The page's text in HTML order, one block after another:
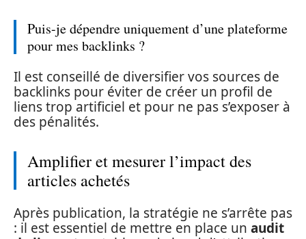
Puis-je dépendre uniquement d’une plateforme
pour mes backlinks ?
Il est conseillé de diversifier vos sources de
backlinks pour éviter de créer un profil de
liens trop artificiel et pour ne pas s’exposer à
des pénalités.
Amplifier et mesurer l’impact des
articles achetés
Après publication, la stratégie ne s’arrête pas
: il est essentiel de mettre en place un audit